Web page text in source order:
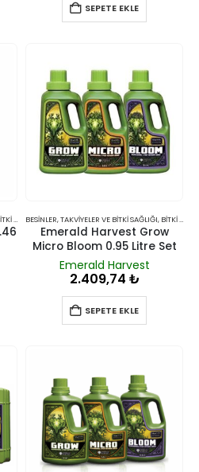
SEPETE EKLE
VE TAKVIYELERI BESINLER, TAKVIYELER VE BITKI SAĞLIĞI, BITKI BESINLERI VE TAKVIYELERI
Emerald Harvest Grow
Micro Bloom 0.95 Litre Set
Emerald Harvest
2.409,74 ₺
SEPETE EKLE